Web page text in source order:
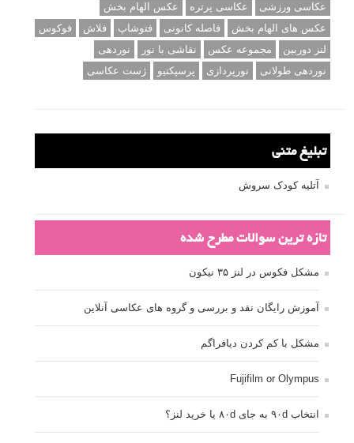
عکاسی ورزشی
عکاسی پرتره
عکس الهام بخش
عکس های الهام بخش
فاصله کانونی فتوشاپ فلاش
فوکوس
لنز دوربین
مجموعه عکس نقاشی با نور
نوردهی
نوردهی طولانی
نورپردازی پرسپکتیو ژست عکاسی
تبلیغ متنی
آتلیه کودک سروش
تازه ترین سوالات مطرح شده
مشکل فکوس در لنز ۳۵ نیکون
آموزش رایگان نقد و بررسی و گروه های عکاسی آنلاین
مشکل با کم کردن دیافراگم
Fujifilm or Olympus
انتخاب ۹۰d به جای ۸۰d یا خرید لنز؟